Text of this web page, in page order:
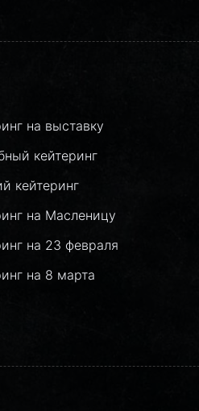
на выставку
кейтеринг
кейтеринг
на Масленицу
на 23 февраля
на 8 марта